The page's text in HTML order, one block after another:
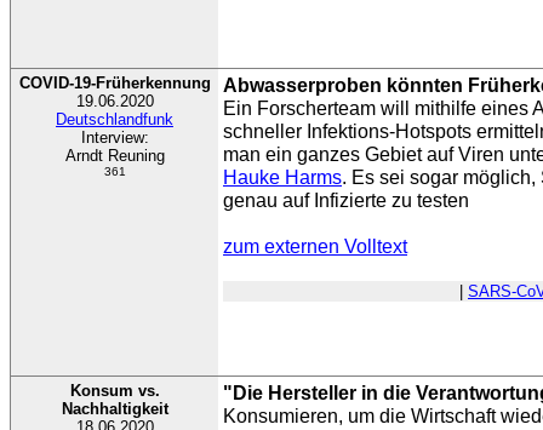
COVID-19-Früherkennung
19.06.2020
Deutschlandfunk
Interview:
Arndt Reuning
361
Abwasserproben könnten
Ein Forscherteam will mithilfe eines
schneller Infektions-Hotspots
man ein ganzes Gebiet auf Viren
Hauke Harms. Es sei sogar
genau auf Infizierte zu testen
zum externen Volltext
SARS-
Konsum vs.
Nachhaltigkeit
"Die Hersteller in die
Konsumieren, um die Wirtschaft